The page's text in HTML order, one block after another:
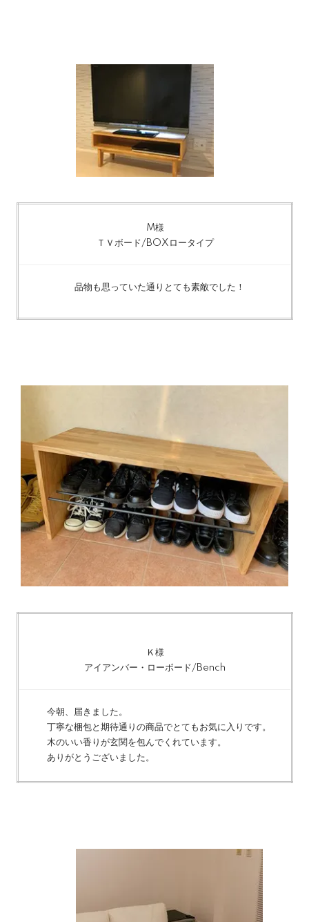
M様
ＴＶボード/BOXロータイプ
品物も思っていた通りとても素敵でした！
Ｋ様
アイアンバー・ローボード/Bench
今朝、届きました。
丁寧な梱包と期待通りの商品でとてもお気に入りです。
木のいい香りが玄関を包んでくれています。
ありがとうございました。